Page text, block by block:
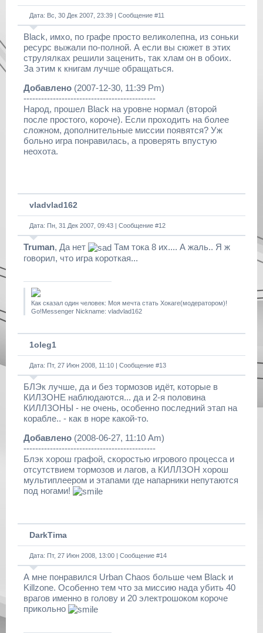
Дата: Вс, 30 Дек 2007, 23:39 | Сообщение #11
Black, имхо, по графе просто великолепна, из соньки
ресурс выжали по-полной. А если вы сюжет в этих
струлялках решили заценить, так хлам он в обоих.
За этим к книгам лучше обращаться.
Добавлено (2007-12-30, 11:39 Pm)
---------------------------------------------
Народ, прошел Black на уровне нормал (второй
после простого, короче). Если проходить на более
сложном, дополнительные миссии появятся? Уж
больно игра понравилась, а проверять впустую
неохота.
vladvlad162
Дата: Пн, 31 Дек 2007, 09:43 | Сообщение #12
Truman, Да нет
Там тока 8 их.... А жаль.. Я ж
говорил, что игра короткая...
Как сказал один человек: Моя мечта стать Хокаге(модератором)!
Go!Messenger Nickname: vladvlad162
1oleg1
Дата: Пт, 27 Июн 2008, 11:10 | Сообщение #13
БЛЭк лучше, да и без тормозов идёт, которые в
КИЛЗОНЕ наблюдаются... да и 2-я половина
КИЛЛЗОНЫ - не очень, особенно последний этап на
корабле.. - как в норе какой-то.
Добавлено (2008-06-27, 11:10 Am)
---------------------------------------------
Блэк хорош графой, скоростью игрового процесса и
отсутствием тормозов и лагов, а КИЛЛЗОН хорош
мультиплеером и этапами где напарники непутаются
под ногами!
DarkTima
Дата: Пт, 27 Июн 2008, 13:00 | Сообщение #14
А мне понравился Urban Chaos больше чем Black и
Killzone. Особенно тем что за миссию нада убить 40
врагов именно в голову и 20 электрошоком короче
прикольно